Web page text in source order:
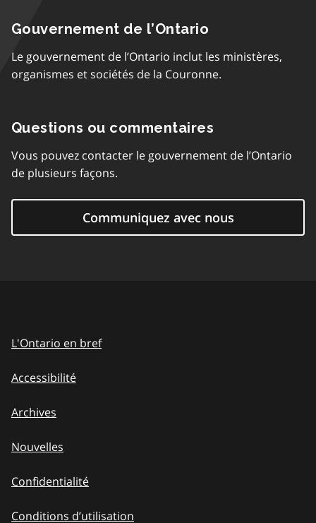
Gouvernement de l’Ontario
Le gouvernement de l’Ontario inclut les ministères,
organismes et sociétés de la Couronne.
Questions ou commentaires
Vous pouvez contacter le gouvernement de l’Ontario
de plusieurs façons.
Communiquez avec nous
L'Ontario en bref
Accessibilité
Archives
Nouvelles
Confidentialité
Conditions d’utilisation